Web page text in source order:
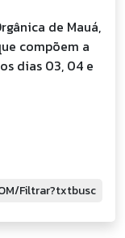
de Mauá,
compõem a
dias 03, 04 e